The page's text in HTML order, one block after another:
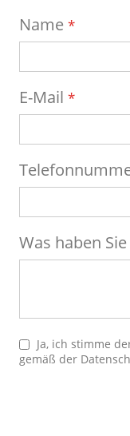
Name
E-Mail
Was haben
Ja, ich stimme
gemäß der